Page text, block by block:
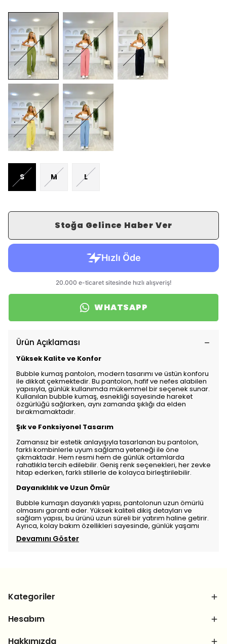
S M L
Stoğa Gelince Haber Ver
WHATSAPP
Ürün Açıklaması
Yüksek Kalite ve Konfor
Bubble kumaş pantolon, modern tasarımı ve üstün konforu
ile dikkat çekmektedir. Bu pantolon, hafif ve nefes alabilen
yapısıyla, günlük kullanımda mükemmel bir seçenek sunar.
Kullanılan bubble kumaş, esnekliği sayesinde hareket
özgürlüğü sağlarken, aynı zamanda şıklığı da elden
bırakmamaktadır.
Şık ve Fonksiyonel Tasarım
Zamansız bir estetik anlayışıyla tasarlanan bu pantolon,
farklı kombinlerle uyum sağlama yeteneği ile öne
çıkmaktadır. Hem resmi hem de günlük ortamlarda
rahatlıkla tercih edilebilir. Geniş renk seçenekleri, her zevke
hitap ederken, farklı stillerle de kolayca birleştirilebilir.
Dayanıklılık ve Uzun Ömür
Bubble kumaşın dayanıklı yapısı, pantolonun uzun ömürlü
olmasını garanti eder. Yüksek kaliteli dikiş detayları ve
sağlam yapısı, bu ürünü uzun süreli bir yatırım haline getirir.
Ayrıca, kolay bakım özellikleri sayesinde, günlük yaşamı
Devamını Göster
Kategoriler
Hesabım
Hakkımızda